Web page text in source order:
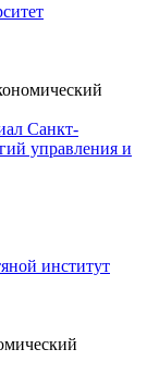
Санкт-
управления и
институт